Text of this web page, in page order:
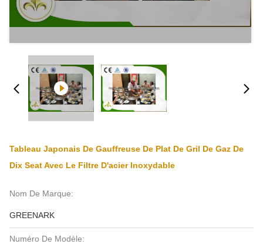
Tableau Japonais De Gauffreuse De Plat De Gril De Gaz De
Dix Seat Avec Le Filtre D'acier Inoxydable
Nom De Marque:
GREENARK
Numéro De Modèle: